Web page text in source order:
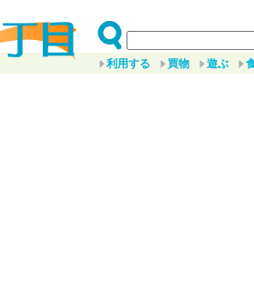
利用する 買物 遊ぶ